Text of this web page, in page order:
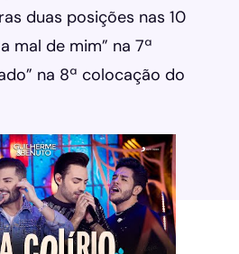
duas posições nas 10
mal de mim” na 7ª
na 8ª colocação do